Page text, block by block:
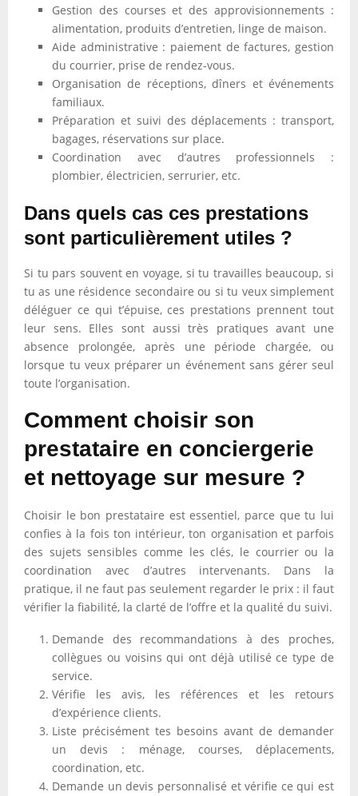
Gestion des courses et des approvisionnements :
alimentation, produits d’entretien, linge de maison.
Aide administrative : paiement de factures, gestion
du courrier, prise de rendez-vous.
Organisation de réceptions, dîners et événements
familiaux.
Préparation et suivi des déplacements : transport,
bagages, réservations sur place.
Coordination avec d’autres professionnels :
plombier, électricien, serrurier, etc.
Dans quels cas ces prestations
sont particulièrement utiles ?
Si tu pars souvent en voyage, si tu travailles beaucoup, si
tu as une résidence secondaire ou si tu veux simplement
déléguer ce qui t’épuise, ces prestations prennent tout
leur sens. Elles sont aussi très pratiques avant une
absence prolongée, après une période chargée, ou
lorsque tu veux préparer un événement sans gérer seul
toute l’organisation.
Comment choisir son
prestataire en conciergerie
et nettoyage sur mesure ?
Choisir le bon prestataire est essentiel, parce que tu lui
confies à la fois ton intérieur, ton organisation et parfois
des sujets sensibles comme les clés, le courrier ou la
coordination avec d’autres intervenants. Dans la
pratique, il ne faut pas seulement regarder le prix : il faut
vérifier la fiabilité, la clarté de l’offre et la qualité du suivi.
Demande des recommandations à des proches,
collègues ou voisins qui ont déjà utilisé ce type de
service.
Vérifie les avis, les références et les retours
d’expérience clients.
Liste précisément tes besoins avant de demander
un devis : ménage, courses, déplacements,
coordination, etc.
Demande un devis personnalisé et vérifie ce qui est